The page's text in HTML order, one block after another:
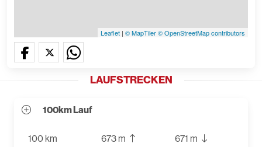
Leaflet | © MapTiler© OpenStreetMap contributors
LAUFSTRECKEN
100km Lauf
100 km 673 m 671 m